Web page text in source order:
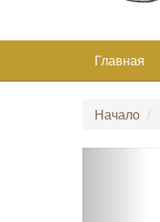
Главная
Начало